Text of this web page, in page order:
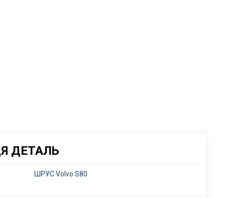
ДЕТАЛЬ
ШРУС Volvo S80